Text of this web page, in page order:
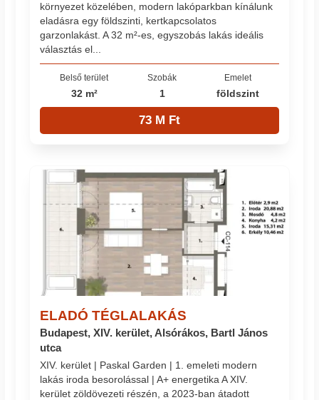
környezet közelében, modern lakóparkban kínálunk
eladásra egy földszinti, kertkapcsolatos
garzonlakást. A 32 m²-es, egyszobás lakás ideális
választás el...
Belső terület
32 m²
Szobák
1
Emelet
földszint
73 M Ft
ELADÓ TÉGLALAKÁS
Budapest, XIV. kerület, Alsórákos, Bartl János
utca
XIV. kerület | Paskal Garden | 1. emeleti modern
lakás iroda besorolással | A+ energetika A XIV.
kerület zöldövezeti részén, a 2023-ban átadott